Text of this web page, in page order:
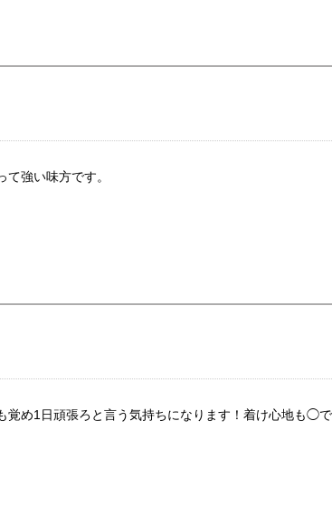
強い味方です。
覚め1日頑張ろと言う気持ちになります！着け心地も◯で